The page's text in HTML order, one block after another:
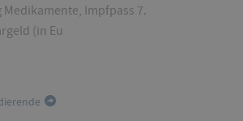
Medikamente, Impfpass 7.
(in Eu